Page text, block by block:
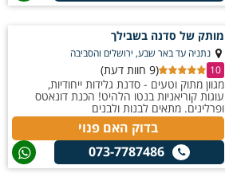
מותק של סדנה בשבילך
נתניה עד באר שבע, ירושלים והסביבה
10
(9 חוות דעת)
מגוון מתוק וטעים - סדנת גלידות ייחודיות,
עוגות קוריאניות בנטו הלהיט! הכנת דונאטס
ופרלינים. מתאים לבנות ולבנים
בדוק האם פנוי
073-7787486